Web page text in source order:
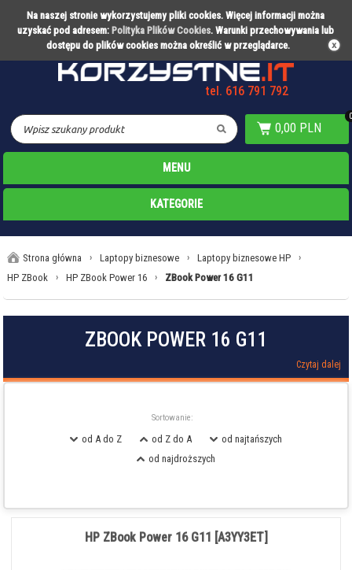
Na naszej stronie wykorzystujemy pliki cookies. Więcej informacji można
uzyskać pod adresem: Polityka Plików Cookies. Warunki przechowywania lub
dostępu do plików cookies można określić w przeglądarce.
Partner technologiczny Warty Poznań
tel. 616 791 792
0,00 PLN
0
MENU
KATEGORIE
Strona główna › Laptopy biznesowe › Laptopy biznesowe HP ›
HP ZBook › HP ZBook Power 16 › ZBook Power 16 G11
ZBOOK POWER 16 G11
Czytaj dalej
Sortowanie:
od A do Z od Z do A
od najtańszych
od najdroższych
HP ZBook Power 16 G11 [A3YY3ET]